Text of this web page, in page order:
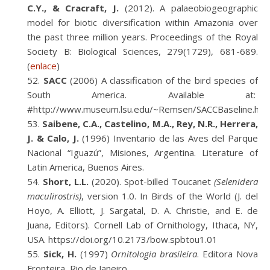
C.Y., & Cracraft, J. (2012). A palaeobiogeographic
model for biotic diversification within Amazonia over
the past three million years. Proceedings of the Royal
Society B: Biological Sciences, 279(1729), 681-689.
(enlace)
SACC(2006) A classification of the bird species of
South America. Available at:
#http://www.museum.lsu.edu/~Remsen/
Saibene, C.A., Castelino, M.A., Rey, N.R., Herrera,
J. & Calo, J.(1996) Inventario de las Aves del Parque
Nacional “Iguazú”, Misiones, Argentina. Literature of
Latin America, Buenos Aires.
Short, L.L. (2020). Spot-billed Toucanet (Selenidera
maculirostris), version 1.0. In Birds of the World (J. del
Hoyo, A. Elliott, J. Sargatal, D. A. Christie, and E. de
Juana, Editors). Cornell Lab of Ornithology, Ithaca, NY,
USA. https://doi.org/10.2173/bow.spbtou1.01
Sick, H.(1997) Ornitologia brasileira. Editora Nova